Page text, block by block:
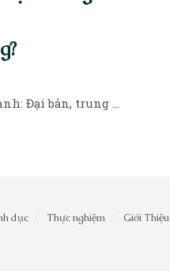
Đại bản, trung ...
dục Thực nghiệm
Giới Thiệu